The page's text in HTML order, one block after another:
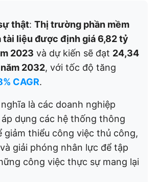
thật: Thị trường phần mềm
tài liệu được định giá 6,82 tỷ
2023 và dự kiến sẽ đạt 24,34
2032, với tốc độ tăng
CAGR.
là các doanh nghiệp
dụng các hệ thống thông
giảm thiểu công việc thủ công,
giải phóng nhân lực để tập
công việc thực sự mang lại